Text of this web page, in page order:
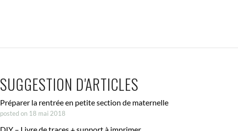
SUGGESTION D'ARTICLES
Préparer la rentrée en petite section de maternelle
posted on 18 mai 2018